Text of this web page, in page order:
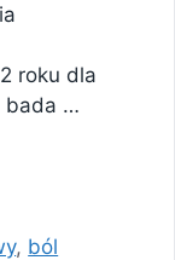
roku dla
bada …
, ból